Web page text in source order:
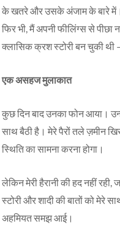
के खतरे और उसके अंजाम के बारे में।
फिर भी, मैं अपनी फीलिंग्स से पीछा
क्लासिक क्रश स्टोरी बन चुकी
एक असहज मुलाकात
कुछ दिन बाद उनका फोन आया।
साथ बैठी है। मेरे पैरों तले ज़मीन
स्थिति का सामना करना होगा।
लेकिन मेरी हैरानी की हद नहीं
स्टोरी और शादी की बातों को मेरे
अहमियत समझ आई।